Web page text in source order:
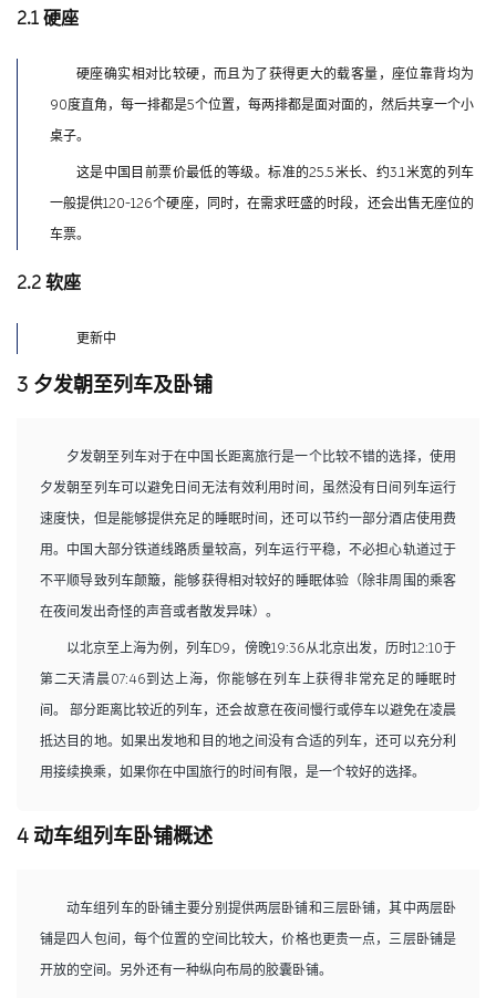
2.1 硬座
硬座确实相对比较硬，而且为了获得更大的载客量，座位靠背均为
90度直角，每一排都是5个位置，每两排都是面对面的，然后共享一个小
桌子。
这是中国目前票价最低的等级。标准的25.5米长、约3.1米宽的列车
一般提供120-126个硬座，同时，在需求旺盛的时段，还会出售无座位的
车票。
2.2 软座
更新中
3 夕发朝至列车及卧铺
夕发朝至列车对于在中国长距离旅行是一个比较不错的选择，使用
夕发朝至列车可以避免日间无法有效利用时间，虽然没有日间列车运行
速度快，但是能够提供充足的睡眠时间，还可以节约一部分酒店使用费
用。中国大部分铁道线路质量较高，列车运行平稳，不必担心轨道过于
不平顺导致列车颠簸，能够获得相对较好的睡眠体验（除非周围的乘客
在夜间发出奇怪的声音或者散发异味）。
以北京至上海为例，列车D9，傍晚19:36从北京出发，历时12:10于
第二天清晨07:46到达上海，你能够在列车上获得非常充足的睡眠时
间。 部分距离比较近的列车，还会故意在夜间慢行或停车以避免在凌晨
抵达目的地。如果出发地和目的地之间没有合适的列车，还可以充分利
用接续换乘，如果你在中国旅行的时间有限，是一个较好的选择。
4 动车组列车卧铺概述
动车组列车的卧铺主要分别提供两层卧铺和三层卧铺，其中两层卧
铺是四人包间，每个位置的空间比较大，价格也更贵一点，三层卧铺是
开放的空间。另外还有一种纵向布局的胶囊卧铺。